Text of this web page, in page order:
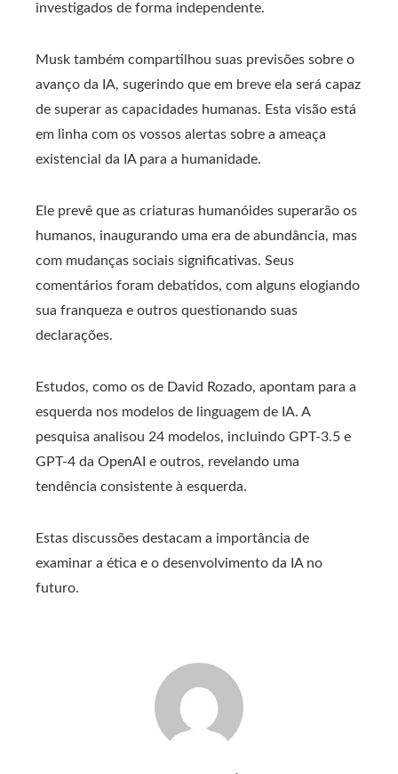
investigados de forma independente.
Musk também compartilhou suas previsões sobre o
avanço da IA, sugerindo que em breve ela será capaz
de superar as capacidades humanas. Esta visão está
em linha com os vossos alertas sobre a ameaça
existencial da IA ​​para a humanidade.
Ele prevê que as criaturas humanóides superarão os
humanos, inaugurando uma era de abundância, mas
com mudanças sociais significativas. Seus
comentários foram debatidos, com alguns elogiando
sua franqueza e outros questionando suas
declarações.
Estudos, como os de David Rozado, apontam para a
esquerda nos modelos de linguagem de IA. A
pesquisa analisou 24 modelos, incluindo GPT-3.5 e
GPT-4 da OpenAI e outros, revelando uma
tendência consistente à esquerda.
Estas discussões destacam a importância de
examinar a ética e o desenvolvimento da IA ​​no
futuro.